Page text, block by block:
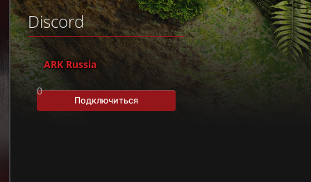
Discord
ARK Russia
0
Подключиться